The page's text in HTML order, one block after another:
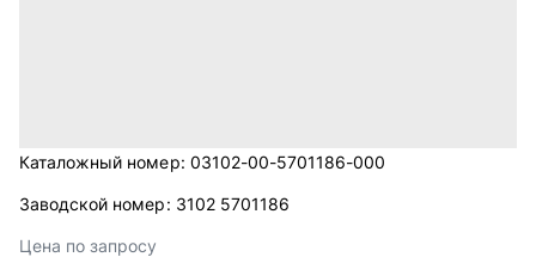
Каталожный номер: 03102-00-5701186-000
Заводской номер: 3102 5701186
Цена по запросу